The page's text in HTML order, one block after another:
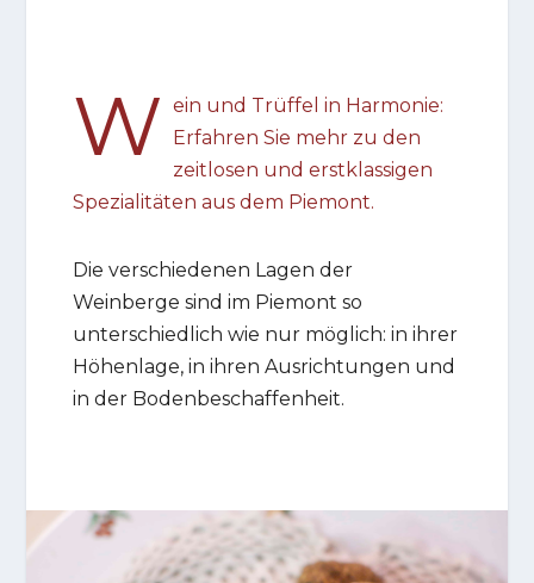
W ein und Trüffel in Harmonie:
Erfahren Sie mehr zu den
zeitlosen und erstklassigen
Spezialitäten aus dem Piemont.
Die verschiedenen Lagen der
Weinberge sind im Piemont so
unterschiedlich wie nur möglich: in ihrer
Höhenlage, in ihren Ausrichtungen und
in der Bodenbeschaffenheit.